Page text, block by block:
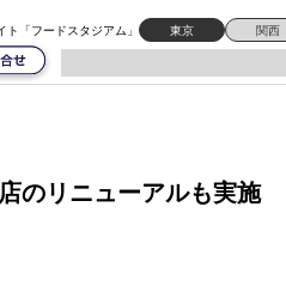
「フードスタジアム」 東京 関西
のリニューアルも実施